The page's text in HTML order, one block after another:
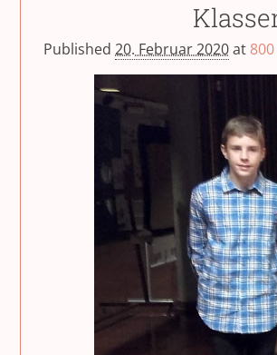
Published 20. Februar 2020at